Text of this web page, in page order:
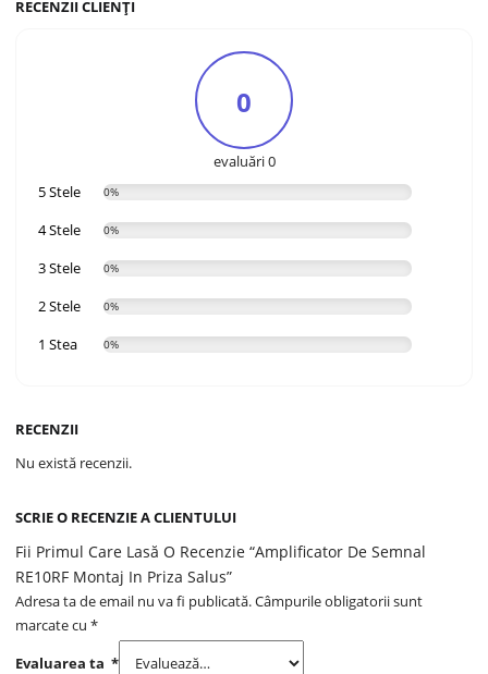
RECENZII CLIENȚI
0
evaluări 0
5 Stele
0%
4 Stele 0%
3 Stele 0%
2 Stele 0%
1 Stea 0%
RECENZII
Nu există recenzii.
SCRIE O RECENZIE A CLIENTULUI
Fii Primul Care Lasă O Recenzie “Amplificator De Semnal
RE10RF Montaj In Priza Salus”
Adresa ta de email nu va fi publicată.Câmpurile obligatorii sunt
marcate cu*
Evaluarea ta*